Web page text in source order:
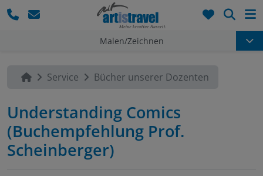
Malen/Zeichnen
Service Bücher unserer Dozenten
Understanding Comics
(Buchempfehlung Prof.
Scheinberger)